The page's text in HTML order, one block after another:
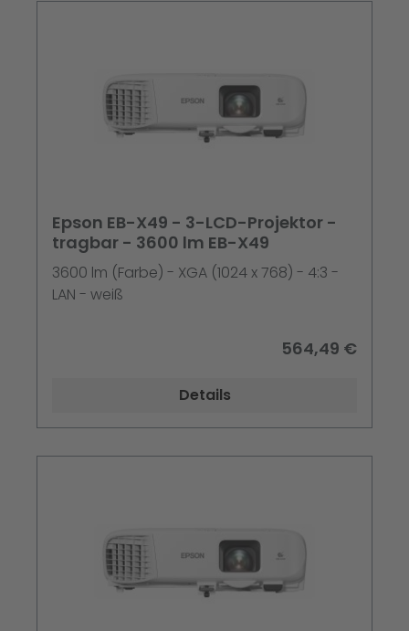
Epson EB-X49 - 3-LCD-Projektor -
tragbar - 3600 lm EB-X49
3600 lm (Farbe) - XGA (1024 x 768) - 4:3 -
LAN - weiß
564,49 €
Details